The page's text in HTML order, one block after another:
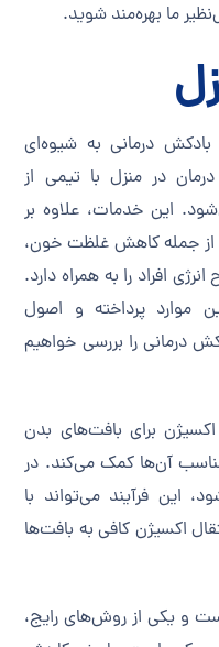
ما بهره‌مند شوید.
درمانی به شیوه‌ای
در منزل با تیمی از
این خدمات، علاوه بر
از جمله کاهش غلظت خون،
افراد را به همراه دارد.
موارد پرداخته و اصول
درمانی را بررسی خواهیم
برای بافت‌های بدن
آن‌ها کمک می‌کند. در
این فرآیند می‌تواند با
اکسیژن کافی به بافت‌ها
و یکی از روش‌های رایج،